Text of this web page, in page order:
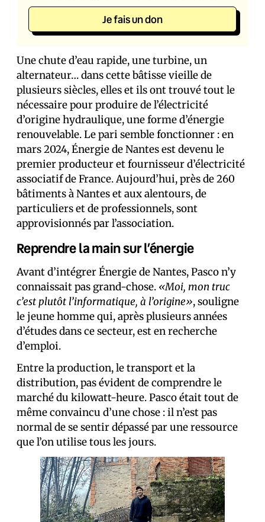
Je fais un don
Une chute d’eau rapide, une turbine, un
alternateur… dans cette bâtisse vieille de
plusieurs siècles, elles et ils ont trouvé tout le
nécessaire pour produire de l’électricité
d’origine hydraulique, une forme d’énergie
renouvelable. Le pari semble fonctionner : en
mars 2024, Énergie de Nantes est devenu le
premier producteur et fournisseur d’électricité
associatif de France. Aujourd’hui, près de 260
bâtiments à Nantes et aux alentours, de
particuliers et de professionnels, sont
approvisionnés par l’association.
Reprendre la main sur l’énergie
Avant d’intégrer Énergie de Nantes, Pasco n’y
connaissait pas grand-chose. «Moi, mon truc
c’est plutôt l’informatique, à l’origine», souligne
le jeune homme qui, après plusieurs années
d’études dans ce secteur, est en recherche
d’emploi.
Entre la production, le transport et la
distribution, pas évident de comprendre le
marché du kilowatt-heure. Pasco était tout de
même convaincu d’une chose : il n’est pas
normal de se sentir dépassé par une ressource
que l’on utilise tous les jours.